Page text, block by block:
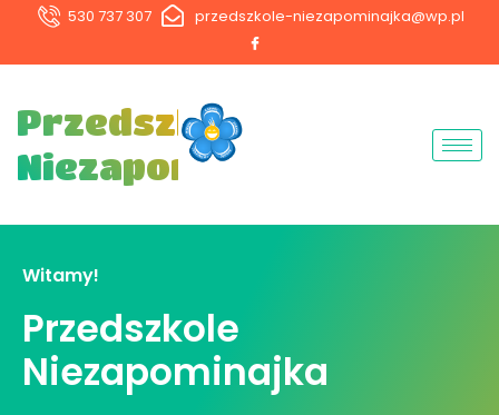
530 737 307 przedszkole-niezapominajka@wp.pl
Przedszkole
Niezapominajka
Witamy!
Przedszkole
Niezapominajka